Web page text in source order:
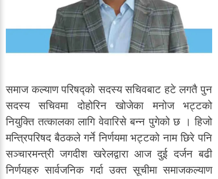
समाज कल्याण परिषद्को सदस्य सचिवबाट हटे लगतै पुन
सदस्य सचिवमा दोहोरिन खोजेका मनोज भट्टको
नियुक्ति तत्कालका लागि वेवारिसे बन्न पुगेको छ । हिजो
मन्त्रिपरिषद बैठकले गर्ने निर्णयमा भट्टको नाम छिरे पनि
सञ्चारमन्त्री जगदीश खरेलद्वारा आज दुई दर्जन बढी
निर्णयहरु सार्वजनिक गर्दा उक्त सूचीमा समाजकल्याण